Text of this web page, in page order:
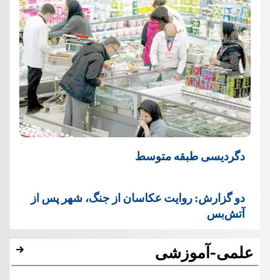
دگردیسی طبقه متوسط
دو گزارش: روایت عکاسان از جنگ، شهر پس از
آتش‌بس
علمی-آموزشی